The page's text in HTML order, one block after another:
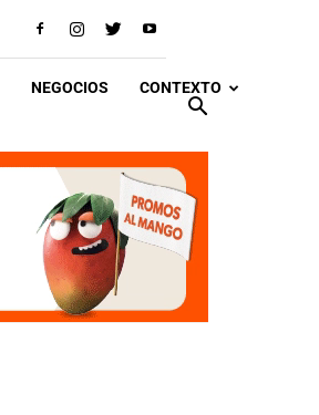
NEGOCIOS CONTEXTO